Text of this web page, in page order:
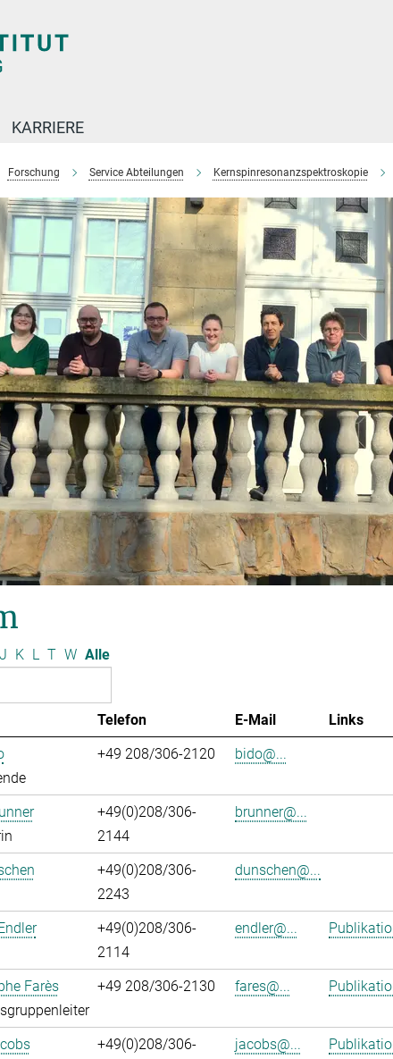
KARRIERE
Forschung Service Abteilungen Kernspinresonanzspektroskopie
J K L T W Alle
Telefon E-Mail Links
+49 208/306-2120 bido@...
+49(0)208/306-
2144
brunner@...
+49(0)208/306-
2243
dunschen@...
+49(0)208/306-
2114
endler@...
Farès
+49 208/306-2130 fares@...
+49(0)208/306-
jacobs@...